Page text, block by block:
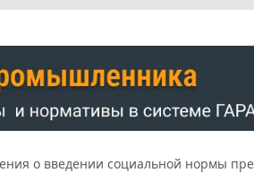
о введении социальной нормы